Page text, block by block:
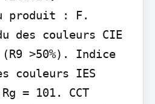
produit : F.
des couleurs CIE
>50%). Indice
couleurs IES
= 101. CCT